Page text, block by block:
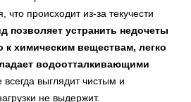
происходит из-за текучести
позволяет устранить недочеты
к химическим веществам, легко
водоотталкивающими
всегда выглядит чистым и
не выдержит.